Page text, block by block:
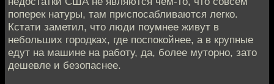
поперек натуры, там приспосабливаются легко.
Кстати заметил, что люди поумнее живут в
небольших городках, где поспокойнее, а в крупные
едут на машине на работу, да, более муторно, зато
дешевле и безопаснее.